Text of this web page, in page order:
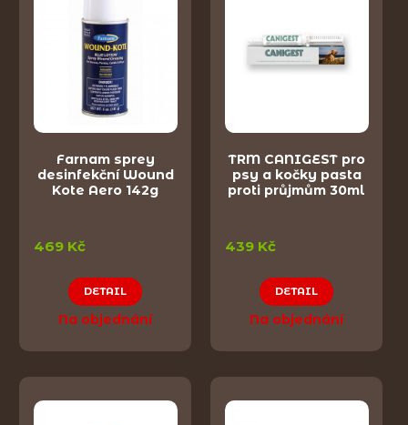
Farnam sprey
desinfekční Wound
Kote Aero 142g
469 Kč
DETAIL
Na objednání
TRM CANIGEST pro
psy a kočky pasta
proti průjmům 30ml
439 Kč
DETAIL
Na objednání